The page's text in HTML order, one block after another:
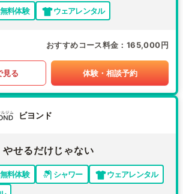
無料体験 ウェアレンタル
おすすめコース料金 165,000円
見る 体験・相談予約
ビヨンド
やせるだけじゃない
無料体験 シャワー
ウェアレンタル